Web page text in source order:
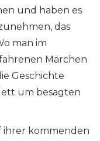
und haben es
das
man im
Märchen
Geschichte
um besagten
ihrer kommenden